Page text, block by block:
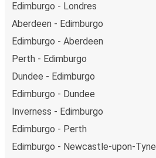
Edimburgo - Londres
Aberdeen - Edimburgo
Edimburgo - Aberdeen
Perth - Edimburgo
Dundee - Edimburgo
Edimburgo - Dundee
Inverness - Edimburgo
Edimburgo - Perth
Edimburgo - Newcastle-upon-Tyne